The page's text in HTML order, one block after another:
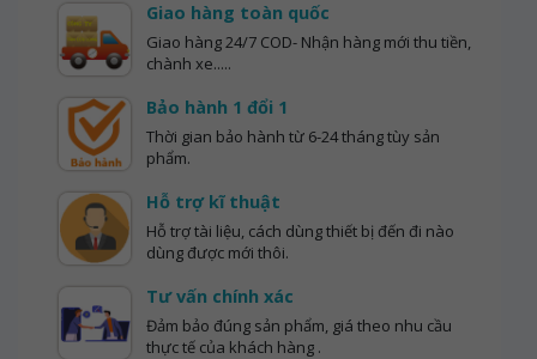
Giao hàng toàn quốc
Giao hàng 24/7 COD- Nhận hàng mới thu tiền,
chành xe.....
Bảo hành 1 đổi 1
Thời gian bảo hành từ 6-24 tháng tùy sản
phẩm.
Hỗ trợ kĩ thuật
Hỗ trợ tài liệu, cách dùng thiết bị đến đi nào
dùng được mới thôi.
Tư vấn chính xác
Đảm bảo đúng sản phẩm, giá theo nhu cầu
thực tế của khách hàng .